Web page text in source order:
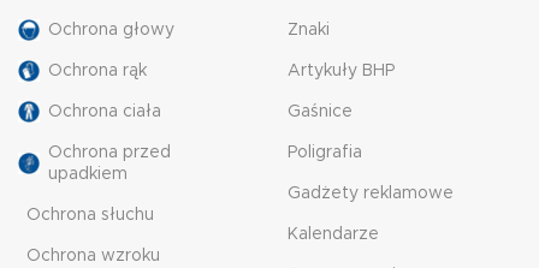
Ochrona głowy
Ochrona rąk
Ochrona ciała
Ochrona przed
upadkiem
Ochrona słuchu
Ochrona wzroku
Znaki
Artykuły BHP
Gaśnice
Poligrafia
Gadżety reklamowe
Kalendarze